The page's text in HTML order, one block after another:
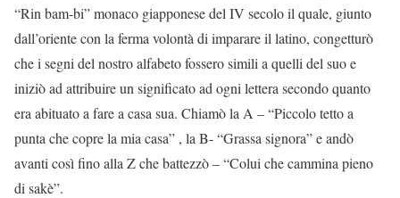
“Rin bam-bi” monaco giapponese del IV secolo il quale, giunto
dall’oriente con la ferma volontà di imparare il latino, congetturò
che i segni del nostro alfabeto fossero simili a quelli del suo e
iniziò ad attribuire un significato ad ogni lettera secondo quanto
era abituato a fare a casa sua. Chiamò la A – “Piccolo tetto a
punta che copre la mia casa” , la B- “Grassa signora” e andò
avanti così fino alla Z che battezzò – “Colui che cammina pieno
di sakè”.